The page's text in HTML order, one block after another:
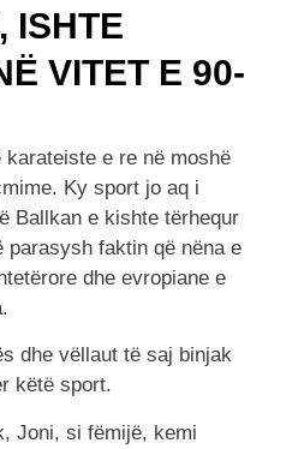
ISHTE
VITET E 90-
e re në moshë
Ky sport jo aq i
Ballkan e kishte tërhequr
parasysh faktin që nëna e
dhe evropiane e
dhe vëllaut të saj binjak
këtë sport.
Joni, si fëmijë, kemi